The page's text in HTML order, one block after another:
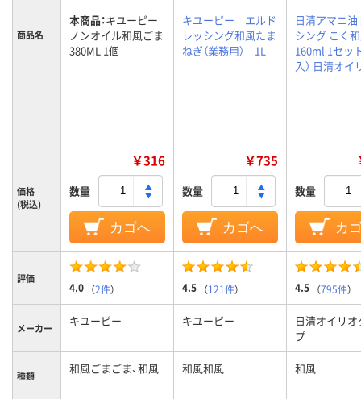
商品名
本商品：キユーピー
ノンオイル和風ごま
380ML 1個
キユーピー エルド
レッシング和風たま
ねぎ（業務用） 1L
日清アマニ
シング こく
160ml 1セッ
入） 日清オイ
価格
(税込)
￥316
数量
カゴへ
￥735
数量
カゴへ
数量
カ
評価
4.0 （2件） 4.5 （121件） 4.5 （795件）
メーカー キユーピー キユーピー
日清オイリ
プ
種類 和風ごまごま、和風 和風和風 和風